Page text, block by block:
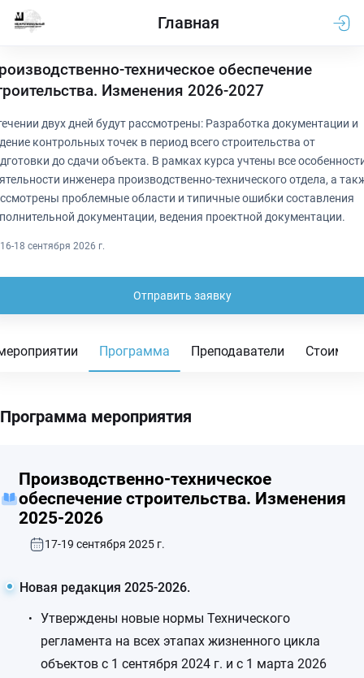
Главная
техническое обеспечение
Изменения 2026-2027
двух дней будут рассмотрены: Разработка документации и
контрольных точек в период всего строительства от
до сдачи объекта. В рамках курса учтены все
инженера производственно-технического отдела, а
проблемные области и типичные ошибки составления
документации, ведения проектной документации.
16-18 сентября 2026 г.
Отправить заявку
Программа Преподаватели
Программа мероприятия
Производственно-техническое
обеспечение строительства. Изменения
2025-2026
17-19 сентября 2025 г.
Новая редакция 2025-2026.
Утверждены новые нормы Технического
регламента на всех этапах жизненного цикла
объектов с 1 сентября 2024 г. и с 1 марта 2026